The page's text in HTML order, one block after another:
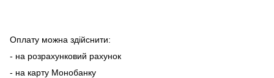
Оплату можна здійснити:
- на розрахунковий рахунок
- на карту Монобанку